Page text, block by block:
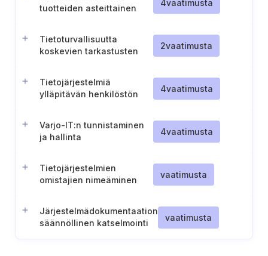
tuotteiden asteittainen
4vaatimusta
Tietoturvallisuutta
koskevien tarkastusten
2vaatimusta
Tietojärjestelmiä
ylläpitävän henkilöstön
4vaatimusta
Varjo-IT:n tunnistaminen
ja hallinta
4vaatimusta
Tietojärjestelmien
omistajien nimeäminen
vaatimusta
Järjestelmädokumentaation
säännöllinen katselmointi
vaatimusta